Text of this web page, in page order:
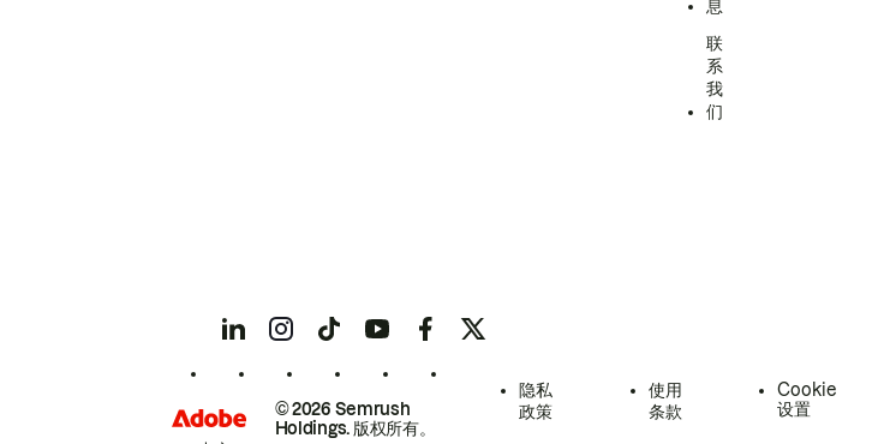
息
联
系
我
们
© 2026 Semrush
Holdings. 版权所有。
隐私
政策
使用
条款
Cookie
设置